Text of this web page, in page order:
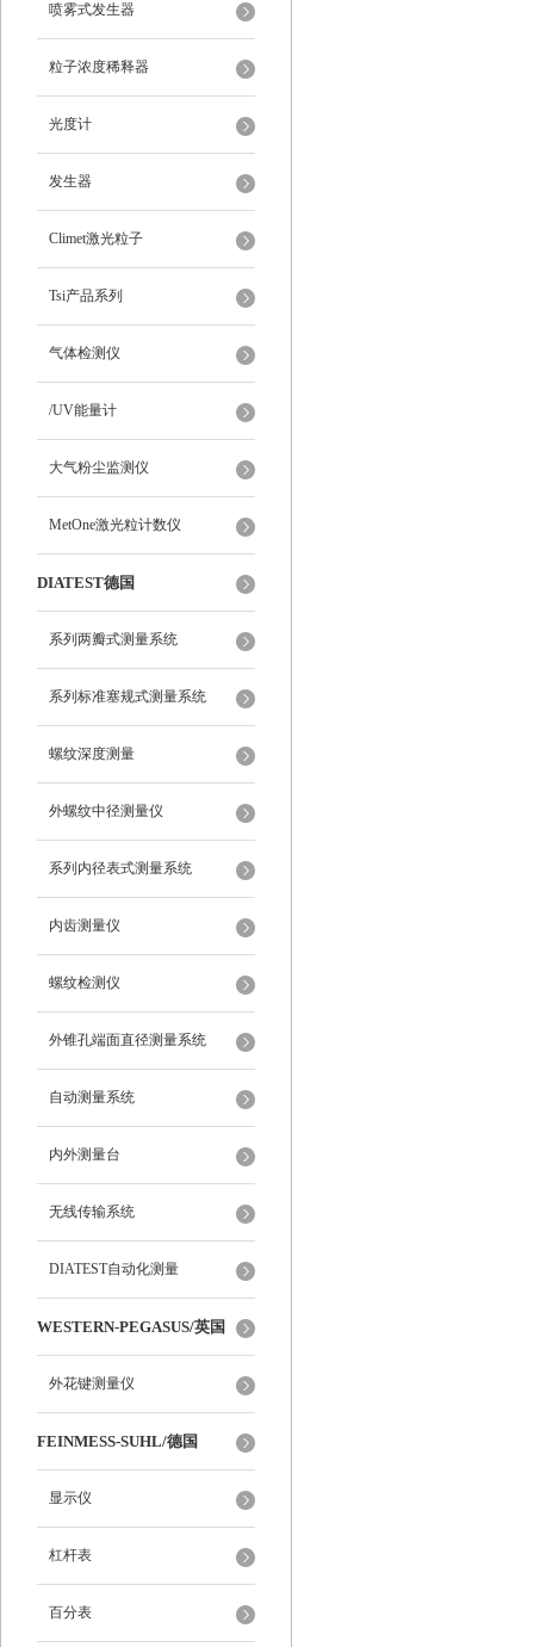
喷雾式发生器
粒子浓度稀释器
光度计
发生器
Climet激光粒子
Tsi产品系列
气体检测仪
/UV能量计
大气粉尘监测仪
MetOne激光粒计数仪
DIATEST德国
系列两瓣式测量系统
系列标准塞规式测量系统
螺纹深度测量
外螺纹中径测量仪
系列内径表式测量系统
内齿测量仪
螺纹检测仪
外锥孔端面直径测量系统
自动测量系统
内外测量台
无线传输系统
DIATEST自动化测量
WESTERN-PEGASUS/英国
外花键测量仪
FEINMESS-SUHL/德国
显示仪
杠杆表
百分表